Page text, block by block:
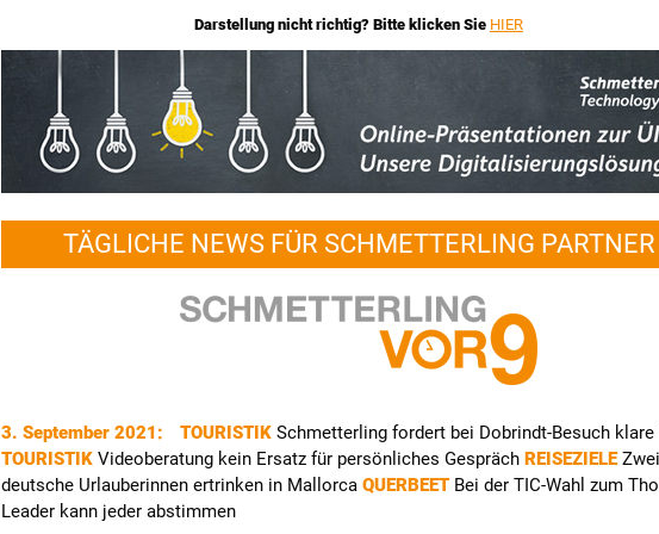
Darstellung nicht richtig? Bitte klicken Sie HIER
TÄGLICHE NEWS FÜR SCHMETTERLING PARTNER
3. September 2021: TOURISTIK Schmetterling fordert bei Dobrindt-Besuch klare
TOURISTIK Videoberatung kein Ersatz für persönliches Gespräch REISEZIELEZwei
deutsche Urlauberinnen ertrinken in Mallorca QUERBEET Bei der TIC-Wahl zum
Leader kann jeder abstimmen